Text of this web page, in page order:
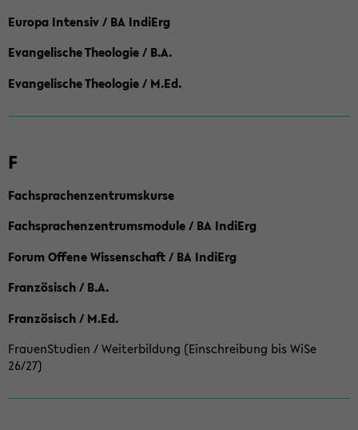
Europa Intensiv / BA IndiErg
Evangelische Theologie / B.A.
Evangelische Theologie / M.Ed.
F
Fachsprachenzentrumskurse
Fachsprachenzentrumsmodule / BA IndiErg
Forum Offene Wissenschaft / BA IndiErg
Französisch / B.A.
Französisch / M.Ed.
FrauenStudien / Weiterbildung (Einschreibung bis WiSe
26/27)